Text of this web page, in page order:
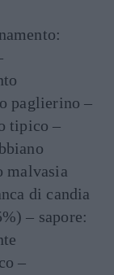
paglierino –
tipico –
malvasia
di candia
– sapore:
–